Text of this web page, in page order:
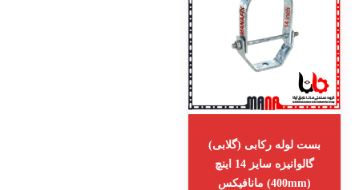
بست لوله رکابی (گلابی)
گالوانیزه سایز 14 اینچ
(400mm) مانافیکس